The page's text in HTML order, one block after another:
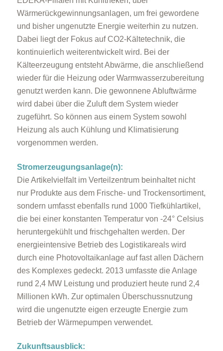
Wärmerückgewinnungsanlagen, um frei gewordene
und bisher ungenutzte Energie weiterhin zu nutzen.
Dabei liegt der Fokus auf CO2-Kältetechnik, die
kontinuierlich weiterentwickelt wird. Bei der
Kälteerzeugung entsteht Abwärme, die anschließend
wieder für die Heizung oder Warmwasserzubereitung
genutzt werden kann. Die gewonnene Abluftwärme
wird dabei über die Zuluft dem System wieder
zugeführt. So können aus einem System sowohl
Heizung als auch Kühlung und Klimatisierung
vorgenommen werden.
Stromerzeugungsanlage(n):
Die Artikelvielfalt im Verteilzentrum beinhaltet nicht
nur Produkte aus dem Frische- und Trockensortiment,
sondern umfasst ebenfalls rund 1000 Tiefkühlartikel,
die bei einer konstanten Temperatur von -24° Celsius
heruntergekühlt und frischgehalten werden. Der
energieintensive Betrieb des Logistikareals wird
durch eine Photovoltaikanlage auf fast allen Dächern
des Komplexes gedeckt. 2013 umfasste die Anlage
rund 2,4 MW Leistung und produziert heute rund 2,4
Millionen kWh. Zur optimalen Überschussnutzung
wird die ungenutzte eigen erzeugte Energie zum
Betrieb der Wärmepumpen verwendet.
Zukunftsausblick: